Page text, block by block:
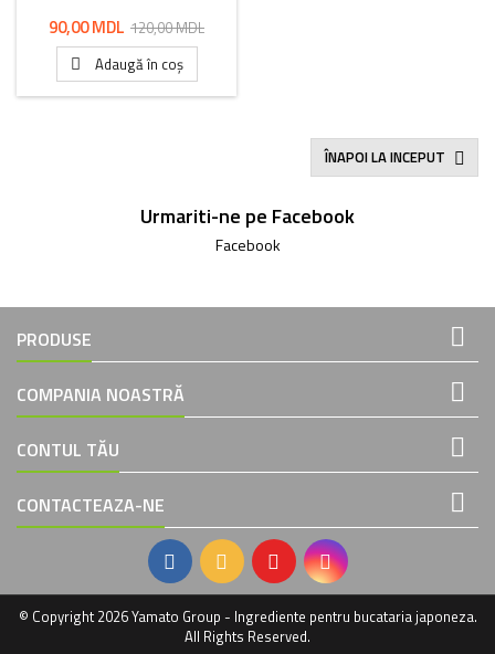
Preț
90,00 MDL Preț
de
bază
120,00 MDL
 Adaugă în coș
ÎNAPOI LA INCEPUT 
Urmariti-ne pe Facebook
Facebook
PRODUSE 
COMPANIA NOASTRĂ 
CONTUL TĂU 
CONTACTEAZA-NE 
© Copyright 2026 Yamato Group - Ingrediente pentru bucataria japoneza.
All Rights Reserved.